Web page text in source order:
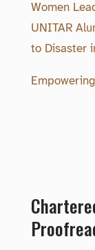
Women
UNITAR
to Disaster